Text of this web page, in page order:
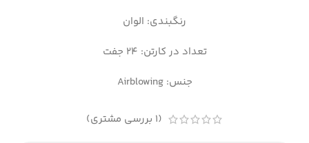
رنگبندی: الوان
تعداد در کارتن: 24 جفت
جنس: Airblowing
(
1 بررسی مشتری)